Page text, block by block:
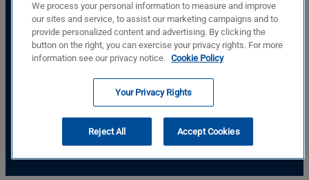
サポート
会社
Basler Electric Company
12570 St. Rt. 143
Highland, IL, USA, 62249
私たちに従ってください
© Copyright © Basler Electric Company 2026
We process your personal information to measure and improve
our sites and service, to assist our marketing campaigns and to
provide personalized content and advertising. By clicking the
button on the right, you can exercise your privacy rights. For more
information see our privacy notice. Cookie Policy
Your Privacy Rights
Reject All Accept Cookies